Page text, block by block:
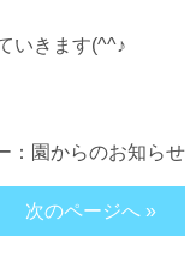
いきます(^^♪
： 園からのお知らせ
次のページへ »